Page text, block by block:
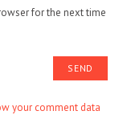
for the next time
your comment data